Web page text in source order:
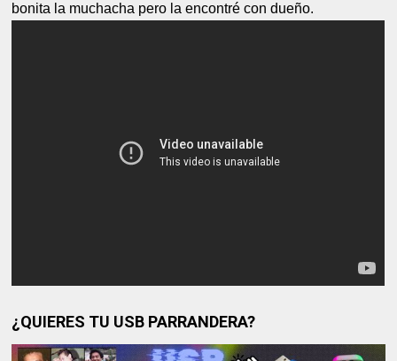
bonita la muchacha pero la encontré con dueño.
¿QUIERES TU USB PARRANDERA?